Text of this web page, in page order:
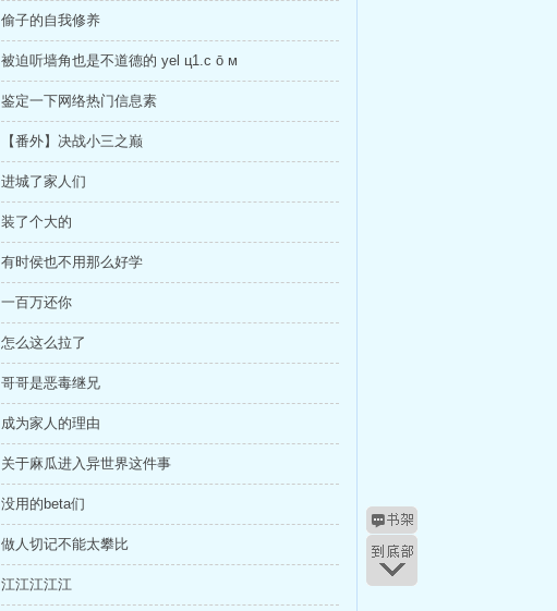
偷子的自我修养
被迫听墙角也是不道德的 уel ц1.c ō м
鉴定一下网络热门信息素
【番外】决战小三之巅
进城了家人们
装了个大的
有时侯也不用那么好学
一百万还你
怎么这么拉了
哥哥是恶毒继兄
成为家人的理由
关于麻瓜进入异世界这件事
没用的beta们
做人切记不能太攀比
江江江江江